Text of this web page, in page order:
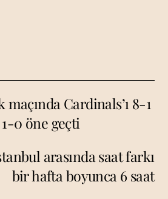
Cardinals’ı 8-1
0 öne geçti
arasında saat farkı
bir hafta boyunca 6 saat